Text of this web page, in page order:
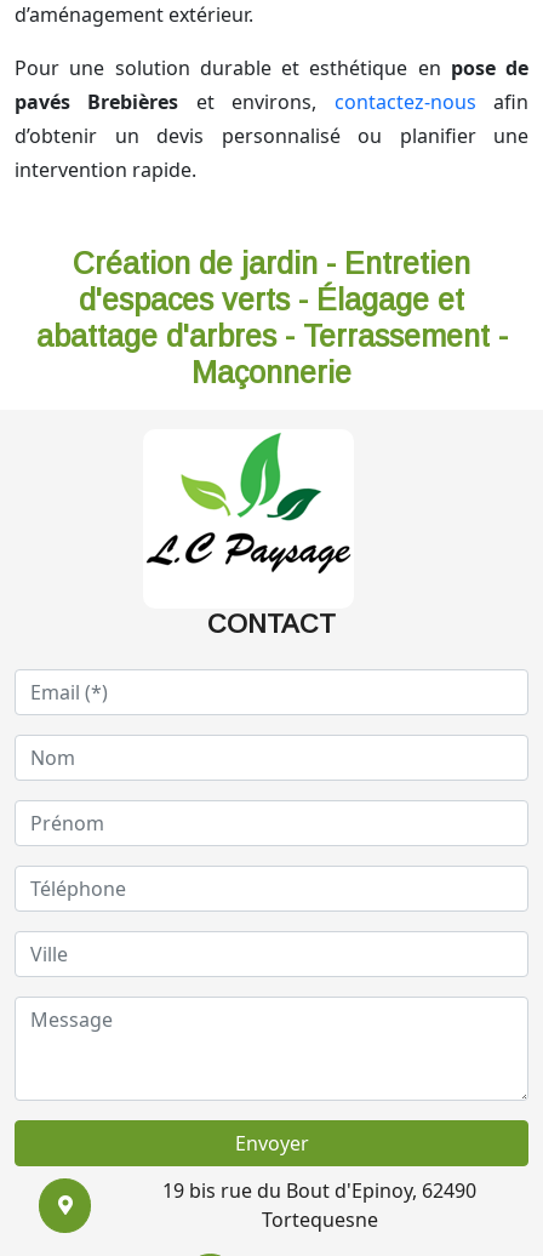
d’aménagement extérieur.
Pour une solution durable et esthétique en pose de
pavés Brebières et environs, contactez-nous afin
d’obtenir un devis personnalisé ou planifier une
intervention rapide.
Création de jardin - Entretien
d'espaces verts - Élagage et
abattage d'arbres - Terrassement -
Maçonnerie
CONTACT
Envoyer
19 bis rue du Bout d'Epinoy, 62490
Tortequesne